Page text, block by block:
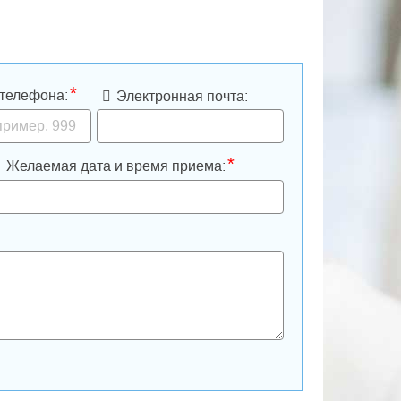
* Электронная почта:
Желаемая дата и время приема:*